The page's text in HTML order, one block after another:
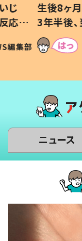
約
書い
編集部
ソファで
子 しかし
すべてを
いから許
ニュース